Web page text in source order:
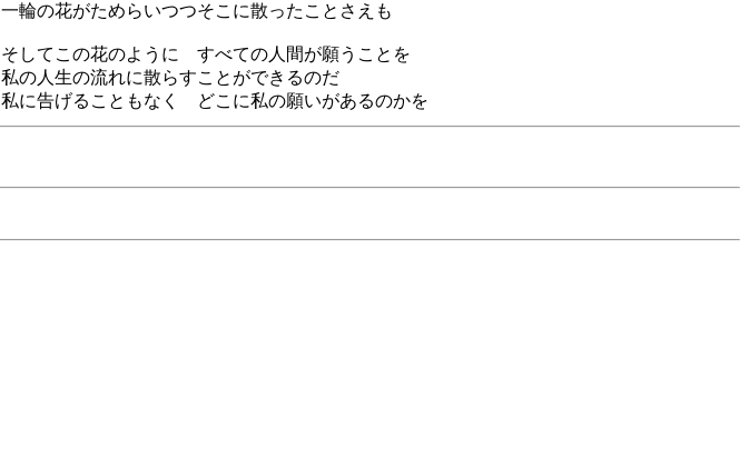
一輪の花がためらいつつそこに散ったことさえも
そしてこの花のように すべての人間が願うことを
私の人生の流れに散らすことができるのだ
私に告げることもなく どこに私の願いがあるのかを